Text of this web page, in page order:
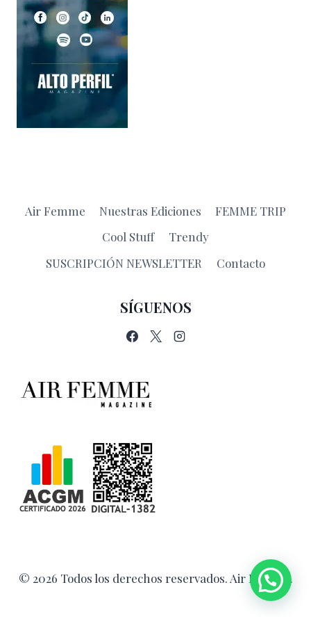
Air Femme Nuestras Ediciones
FEMME TRIP
Cool Stuff
Trendy
SUSCRIPCIÓN NEWSLETTER
Contacto
SÍGUENOS
© 2026 Todos los derechos reservados. Air Femme.